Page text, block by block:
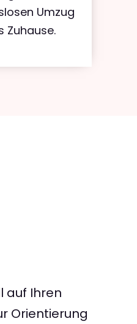
Umzug
Zuhause.
auf Ihren
Orientierung